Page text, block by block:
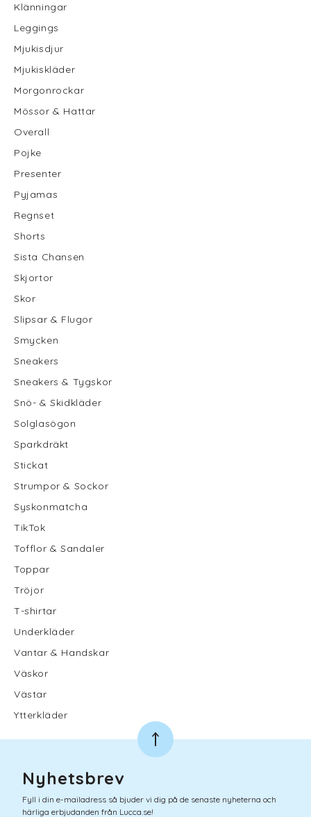
Klänningar
Leggings
Mjukisdjur
Mjukiskläder
Morgonrockar
Mössor & Hattar
Overall
Pojke
Presenter
Pyjamas
Regnset
Shorts
Sista Chansen
Skjortor
Skor
Slipsar & Flugor
Smycken
Sneakers
Sneakers & Tygskor
Snö- & Skidkläder
Solglasögon
Sparkdräkt
Stickat
Strumpor & Sockor
Syskonmatcha
TikTok
Tofflor & Sandaler
Toppar
Tröjor
T-shirtar
Underkläder
Vantar & Handskar
Väskor
Västar
Ytterkläder
Nyhetsbrev
Fyll i din e-mailadress så bjuder vi dig på de senaste nyheterna och
härliga erbjudanden från Lucca.se!